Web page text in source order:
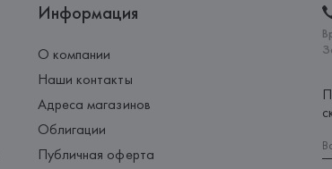
Информация
О компании
Наши контакты
Адреса магазинов
Облигации
Публичная оферта